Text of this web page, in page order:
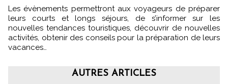
Les évènements permettront aux voyageurs de préparer
leurs courts et longs séjours, de s’informer sur les
nouvelles tendances touristiques, découvrir de nouvelles
activités, obtenir des conseils pour la préparation de leurs
vacances…
AUTRES ARTICLES